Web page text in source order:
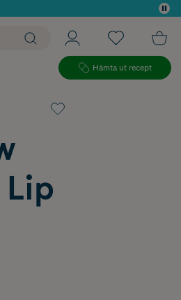
Hämta ut recept